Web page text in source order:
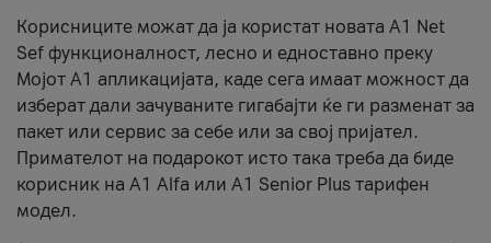
Корисниците можат да ја користат новата А1 Net
Sef функционалност, лесно и едноставно преку
Мојот А1 апликацијата, каде сега имаат можност да
изберат дали зачуваните гигабајти ќе ги разменат за
пакет или сервис за себе или за свој пријател.
Примателот на подарокот исто така треба да биде
корисник на А1 Alfa или A1 Senior Plus тарифен
модел.